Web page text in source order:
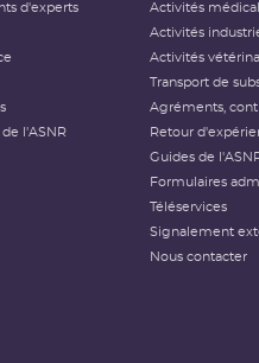
d'experts
l'ASNR
Activités
Activités
Activités
Transport de
Agréments,
Retour
Guides de
Formulaires
Téléservices
Signalement
Nous contacter